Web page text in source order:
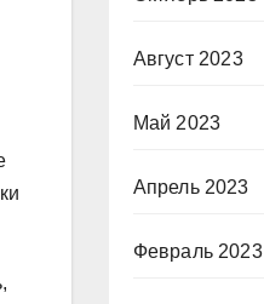
Август 2023
Май 2023
Апрель 2023
Февраль 2023